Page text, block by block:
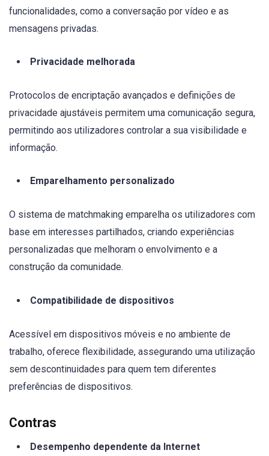
funcionalidades, como a conversação por vídeo e as
mensagens privadas.
Privacidade melhorada
Protocolos de encriptação avançados e definições de
privacidade ajustáveis permitem uma comunicação segura,
permitindo aos utilizadores controlar a sua visibilidade e
informação.
Emparelhamento personalizado
O sistema de matchmaking emparelha os utilizadores com
base em interesses partilhados, criando experiências
personalizadas que melhoram o envolvimento e a
construção da comunidade.
Compatibilidade de dispositivos
Acessível em dispositivos móveis e no ambiente de
trabalho, oferece flexibilidade, assegurando uma utilização
sem descontinuidades para quem tem diferentes
preferências de dispositivos.
Contras
Desempenho dependente da Internet